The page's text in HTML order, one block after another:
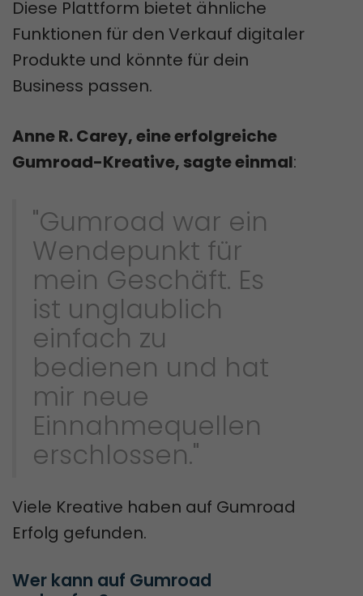
Diese Plattform bietet ähnliche
Funktionen für den Verkauf digitaler
Produkte und könnte für dein
Business passen.
Anne R. Carey, eine erfolgreiche
Gumroad-Kreative, sagte einmal:
"Gumroad war ein
Wendepunkt für
mein Geschäft. Es
ist unglaublich
einfach zu
bedienen und hat
mir neue
Einnahmequellen
erschlossen."
Viele Kreative haben auf Gumroad
Erfolg gefunden.
Wer kann auf Gumroad